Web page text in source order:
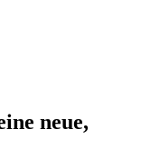
neue,